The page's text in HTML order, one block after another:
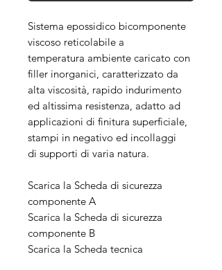
Sistema epossidico bicomponente
viscoso reticolabile a
temperatura ambiente caricato con
filler inorganici, caratterizzato da
alta viscosità, rapido indurimento
ed altissima resistenza, adatto ad
applicazioni di finitura superficiale,
stampi in negativo ed incollaggi
di supporti di varia natura.
Scarica la Scheda di sicurezza
componente A
Scarica la Scheda di sicurezza
componente B
Scarica la Scheda tecnica